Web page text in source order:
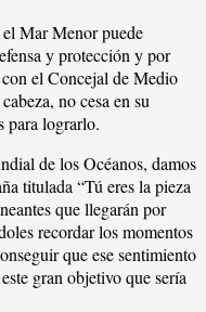
Mar Menor puede
y protección y por
el Concejal de Medio
no cesa en su
para lograrlo.
de los Océanos, damos
titulada “Tú eres la pieza
que llegarán por
recordar los momentos
que ese sentimiento
gran objetivo que sería